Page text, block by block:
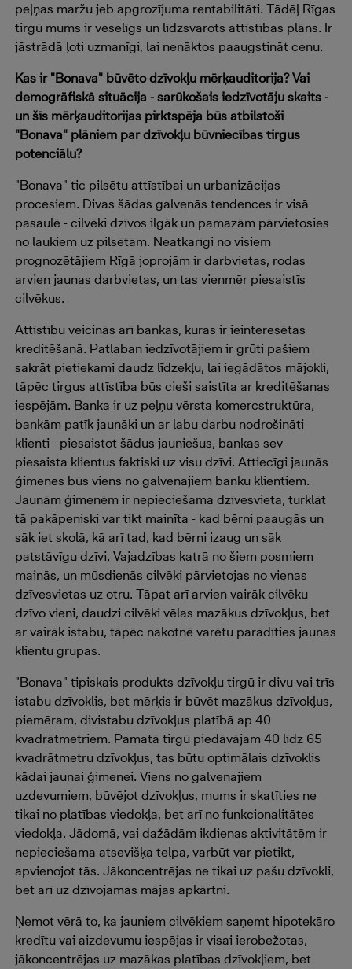
peļņas maržu jeb apgrozījuma rentabilitāti. Tādēļ Rīgas
tirgū mums ir veselīgs un līdzsvarots attīstības plāns. Ir
jāstrādā ļoti uzmanīgi, lai nenāktos paaugstināt cenu.
Kas ir "Bonava" būvēto dzīvokļu mērķauditorija? Vai
demogrāfiskā situācija - sarūkošais iedzīvotāju skaits -
un šīs mērķauditorijas pirktspēja būs atbilstoši
"Bonava" plāniem par dzīvokļu būvniecības tirgus
potenciālu?
"Bonava" tic pilsētu attīstībai un urbanizācijas
procesiem. Divas šādas galvenās tendences ir visā
pasaulē - cilvēki dzīvos ilgāk un pamazām pārvietosies
no laukiem uz pilsētām. Neatkarīgi no visiem
prognozētājiem Rīgā joprojām ir darbvietas, rodas
arvien jaunas darbvietas, un tas vienmēr piesaistīs
cilvēkus.
Attīstību veicinās arī bankas, kuras ir ieinteresētas
kreditēšanā. Patlaban iedzīvotājiem ir grūti pašiem
sakrāt pietiekami daudz līdzekļu, lai iegādātos mājokli,
tāpēc tirgus attīstība būs cieši saistīta ar kreditēšanas
iespējām. Banka ir uz peļņu vērsta komercstruktūra,
bankām patīk jaunāki un ar labu darbu nodrošināti
klienti - piesaistot šādus jauniešus, bankas sev
piesaista klientus faktiski uz visu dzīvi. Attiecīgi jaunās
ģimenes būs viens no galvenajiem banku klientiem.
Jaunām ģimenēm ir nepieciešama dzīvesvieta, turklāt
tā pakāpeniski var tikt mainīta - kad bērni paaugās un
sāk iet skolā, kā arī tad, kad bērni izaug un sāk
patstāvīgu dzīvi. Vajadzības katrā no šiem posmiem
mainās, un mūsdienās cilvēki pārvietojas no vienas
dzīvesvietas uz otru. Tāpat arī arvien vairāk cilvēku
dzīvo vieni, daudzi cilvēki vēlas mazākus dzīvokļus, bet
ar vairāk istabu, tāpēc nākotnē varētu parādīties jaunas
klientu grupas.
"Bonava" tipiskais produkts dzīvokļu tirgū ir divu vai trīs
istabu dzīvoklis, bet mērķis ir būvēt mazākus dzīvokļus,
piemēram, divistabu dzīvokļus platībā ap 40
kvadrātmetriem. Pamatā tirgū piedāvājam 40 līdz 65
kvadrātmetru dzīvokļus, tas būtu optimālais dzīvoklis
kādai jaunai ģimenei. Viens no galvenajiem
uzdevumiem, būvējot dzīvokļus, mums ir skatīties ne
tikai no platības viedokļa, bet arī no funkcionalitātes
viedokļa. Jādomā, vai dažādām ikdienas aktivitātēm ir
nepieciešama atsevišķa telpa, varbūt var pietikt,
apvienojot tās. Jākoncentrējas ne tikai uz pašu dzīvokli,
bet arī uz dzīvojamās mājas apkārtni.
Ņemot vērā to, ka jauniem cilvēkiem saņemt hipotekāro
kredītu vai aizdevumu iespējas ir visai ierobežotas,
jākoncentrējas uz mazākas platības dzīvokļiem, bet